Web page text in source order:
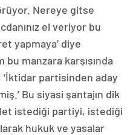
Nereye gitse
el veriyor bu
yapmaya’ diye
manzara karşısında
‘İktidar partisinden aday
Bu siyasi şantajın dik
istediği partiyi, istediği
hukuk ve yasalar